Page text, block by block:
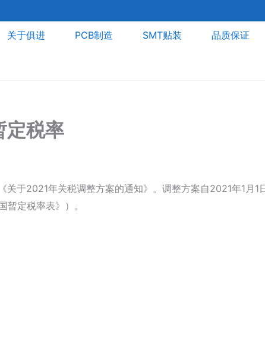
关于俱进 PCB制造 SMT贴装 品质保证
定税率
于2021年关税调整方案的通知》。调整方案自2021年1月
定税率表》）。